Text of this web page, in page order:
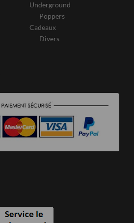
Underground
Poppers
Cadeaux
Divers